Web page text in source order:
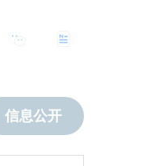
信息公开